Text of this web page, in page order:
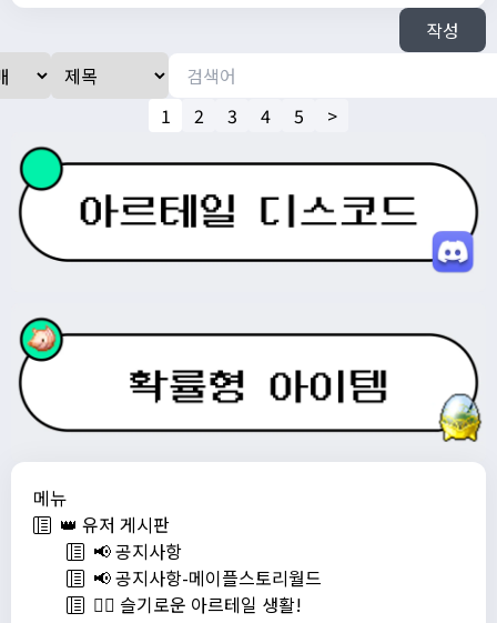
메뉴
👑 유저 게시판
📢 공지사항
📢 공지사항-메이플스토리월드
💁‍♂ 슬기로운 아르테일 생활!
작성
1 2 3 4 5 >